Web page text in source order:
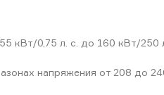
кВт/0,75 л. с. до 160 кВт/250
напряжения от 208 до